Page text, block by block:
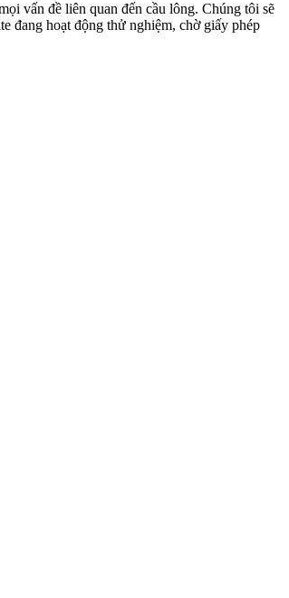
vấn đề liên quan đến cầu lông. Chúng tôi sẽ
đang hoạt động thử nghiệm, chờ giấy phép